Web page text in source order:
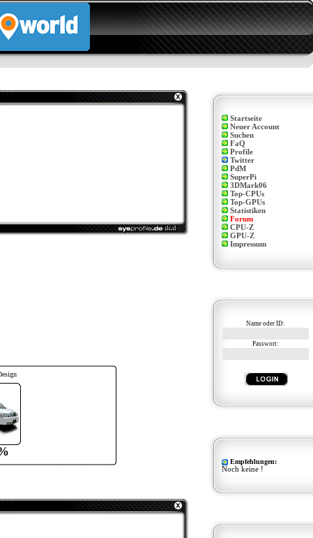
Startseite
Neuer Account
Suchen
FaQ
Profile
Twitter
PdM
SuperPi
3DMark06
Top-CPUs
Top-GPUs
Statistiken
Forum
CPU-Z
GPU-Z
Impressum
Name oder ID:
Passwort:
Empfehlungen:
Noch keine !